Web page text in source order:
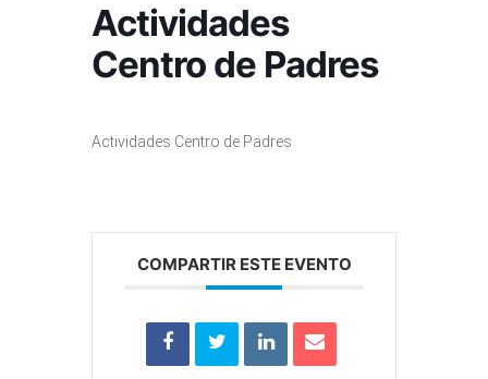
Actividades
Centro de Padres
Actividades Centro de Padres
COMPARTIR ESTE EVENTO